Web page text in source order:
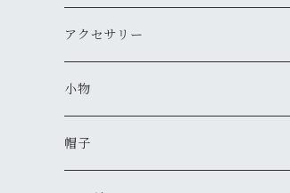
新品
古着
新品
スタジアムジャンバー
古着
新品
ワークジャケット
古着
コート
古着
新品
Tシャツ・カットソー（長袖・７分）
新品
古着
ポロシャツ
新品
シャツ（半袖）
新品
新品
古着
ミリタリー・カーゴパンツ
新品
古着
チノパン
古着
ショートパンツ
スニーカー
ブーツ
古着
サンダル
アクセサリー
ネックレス
ブレスレット
小物
財布
帽子